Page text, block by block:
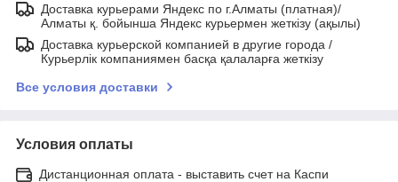
Доставка курьерами Яндекс по г.Алматы (платная)/
Алматы қ. бойынша Яндекс курьермен жеткізу (ақылы)
Доставка курьерской компанией в другие города /
Курьерлік компаниямен басқа қалаларға жеткізу
Все условия доставки
Условия оплаты
Дистанционная оплата - выставить счет на Каспи